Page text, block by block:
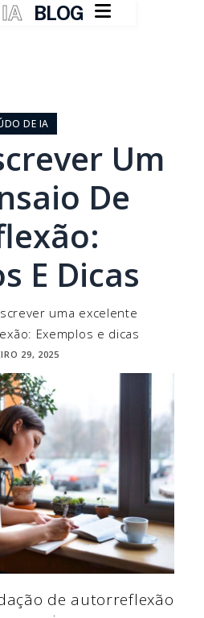
IA BLOG 
DE IA
Um
De
E Dicas
uma excelente
Exemplos e dicas
29, 2025
de autorreflexão